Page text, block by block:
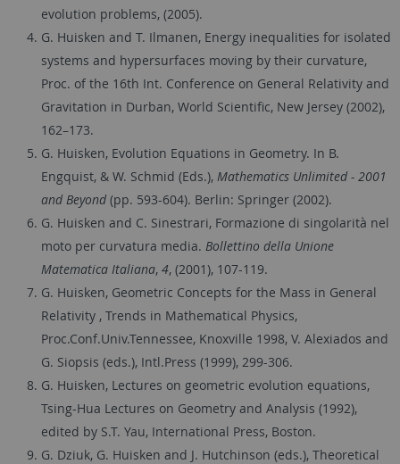
evolution problems, (2005).
G. Huisken and T. Ilmanen, Energy inequalities for isolated
systems and hypersurfaces moving by their curvature,
Proc. of the 16th Int. Conference on General Relativity and
Gravitation in Durban, World Scientific, New Jersey (2002),
162–173.
G. Huisken, Evolution Equations in Geometry. In B.
Engquist, & W. Schmid (Eds.), Mathematics Unlimited - 2001
and Beyond(pp. 593-604). Berlin: Springer (2002).
G. Huisken and C. Sinestrari, Formazione di singolarità nel
moto per curvatura media. Bollettino della Unione
Matematica Italiana, 4, (2001), 107-119.
G. Huisken, Geometric Concepts for the Mass in General
Relativity , Trends in Mathematical Physics,
Proc.Conf.Univ.Tennessee, Knoxville 1998, V. Alexiados and
G. Siopsis (eds.), Intl.Press (1999), 299-306.
G. Huisken, Lectures on geometric evolution equations,
Tsing-Hua Lectures on Geometry and Analysis (1992),
edited by S.T. Yau, International Press, Boston.
G. Dziuk, G. Huisken and J. Hutchinson (eds.), Theoretical